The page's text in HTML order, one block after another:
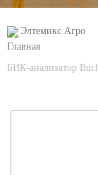
Элтемикс Агро
БИК-анализатор